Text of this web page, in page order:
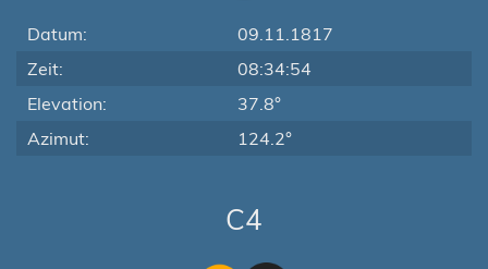
Datum:
09.11.1817
Zeit:
08:34:54
Elevation:
37.8°
Azimut:
124.2°
C4